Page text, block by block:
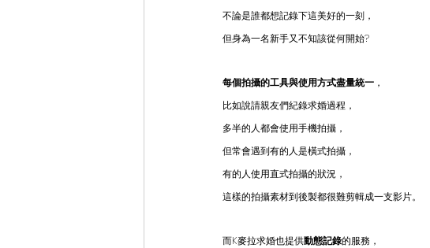
不論是誰都想記錄下這美好的一刻，
但身為一名新手又不知該從何開始?
每個拍攝的工具與使用方式盡量統一 ，
比如說請親友們紀錄求婚過程，
多半的人都會使用手機拍攝，
但常會遇到有的人是橫式拍攝，
有的人使用直式拍攝的狀況，
這樣的拍攝素材到後製都很難剪輯成一支影片。
而K麥拉求婚也提供動態記錄的服務，